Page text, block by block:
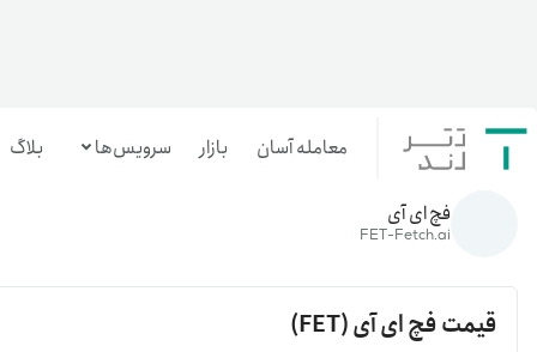
معامله آسان بازار سرویس‌ها
بازار تترلند
بلاگ خانه رمزارزها/
FET
فچ ای آی
FET-Fetch.ai
قیمتفچ ای آی